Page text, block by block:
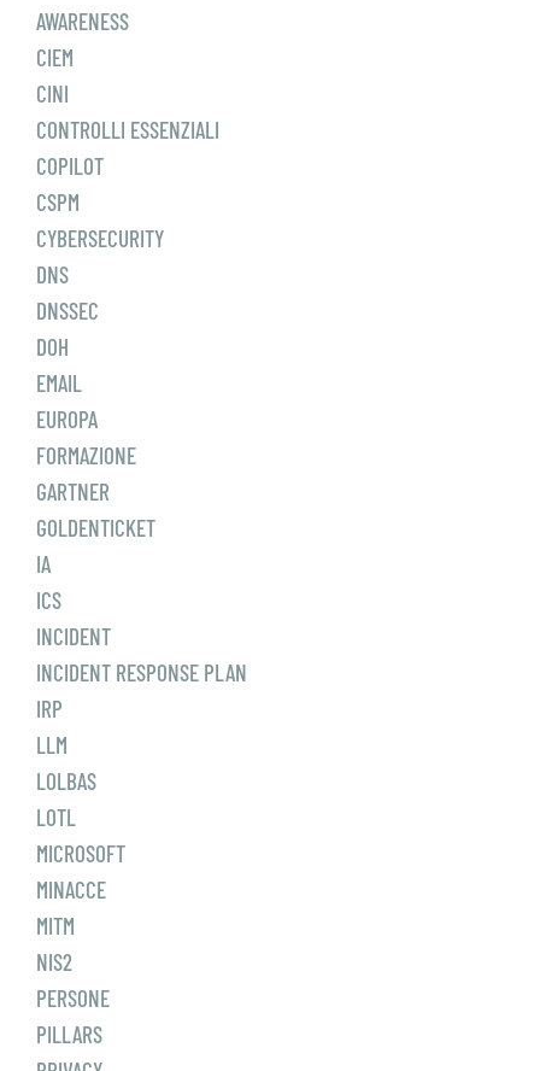
AWARENESS
CIEM
CINI
CONTROLLI ESSENZIALI
COPILOT
CSPM
CYBERSECURITY
DNS
DNSSEC
DOH
EMAIL
EUROPA
FORMAZIONE
GARTNER
GOLDENTICKET
IA
ICS
INCIDENT
INCIDENT RESPONSE PLAN
IRP
LLM
LOLBAS
LOTL
MICROSOFT
MINACCE
MITM
NIS2
PERSONE
PILLARS